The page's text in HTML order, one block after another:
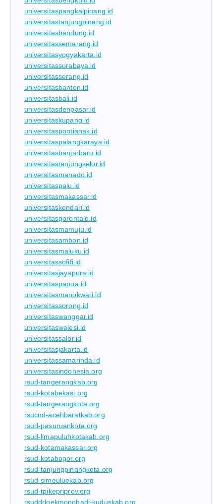
universitaspangkalpinang.id
universitastanjungpinang.id
universitasbandung.id
universitassemarang.id
universitasyogyakarta.id
universitassurabaya.id
universitasserang.id
universitasbanten.id
universitasbali.id
universitasdenpasar.id
universitaskupang.id
universitaspontianak.id
universitaspalangkaraya.id
universitasbanjarbaru.id
universitastanjungselor.id
universitasmanado.id
universitaspalu.id
universitasmakassar.id
universitaskendari.id
universitasgorontalo.id
universitasmamuju.id
universitasambon.id
universitasmaluku.id
universitassofifi.id
universitasjayapura.id
universitaspapua.id
universitasmanokwari.id
universitassorong.id
universitaswanggar.id
universitaswalesi.id
universitassalor.id
universitasjakarta.id
universitassamarinda.id
universitasindonesia.org
rsud-tangerangkab.org
rsud-kotabekasi.org
rsud-tangerangkota.org
rsucnd-acehbaratkab.org
rsud-pasuruankota.org
rsud-limapuluhkotakab.org
rsud-kotamakassar.org
rsud-kotabogor.org
rsud-tanjungpinangkota.org
rsud-simeuluekab.org
rsud-tpikepriprov.org
rsuddrloekmonohadi-kuduskab.org